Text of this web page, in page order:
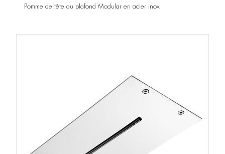
Pomme de tête au plafond Modular en acier inox